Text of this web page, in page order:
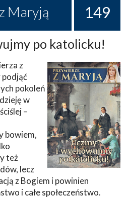
Maryją 149
po katolicku!
z
podjąć
pokoleń
w
–
bowiem,
też
lecz
z Bogiem i powinien
i całe społeczeństwo.